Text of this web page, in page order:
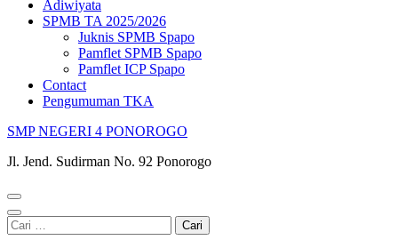
Adiwiyata
SPMB TA 2025/2026
Juknis SPMB Spapo
Pamflet SPMB Spapo
Pamflet ICP Spapo
Contact
Pengumuman TKA
SMP NEGERI 4 PONOROGO
Jl. Jend. Sudirman No. 92 Ponorogo
Cari
untuk: